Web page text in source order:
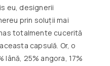
eu, designerii
prin soluții mai
totalmente cucerită
capsulă. Or, o
25% angora, 17%